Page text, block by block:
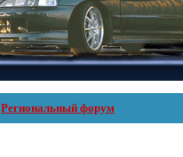
Региональный форум